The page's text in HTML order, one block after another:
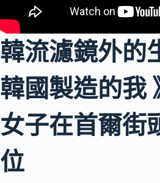
韓流濾鏡外的
韓國製造的我
女子在首爾街
位